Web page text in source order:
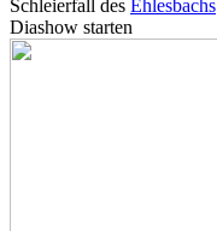
Schleierfall des Ehlesbachs
Diashow starten